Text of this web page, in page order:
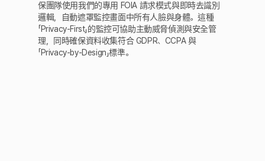
保團隊使用我們的專用 FOIA 請求模式與即時去識別
邏輯，自動遮罩監控畫面中所有人臉與身體。這種
「Privacy-First」的監控可協助主動威脅偵測與安全管
理，同時確保資料收集符合 GDPR、CCPA 與
「Privacy-by-Design」標準。